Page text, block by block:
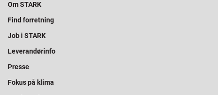
Om STARK
Find forretning
Job i STARK
Leverandørinfo
Presse
Fokus på klima